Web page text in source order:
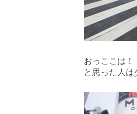
おっここは！
と思った人